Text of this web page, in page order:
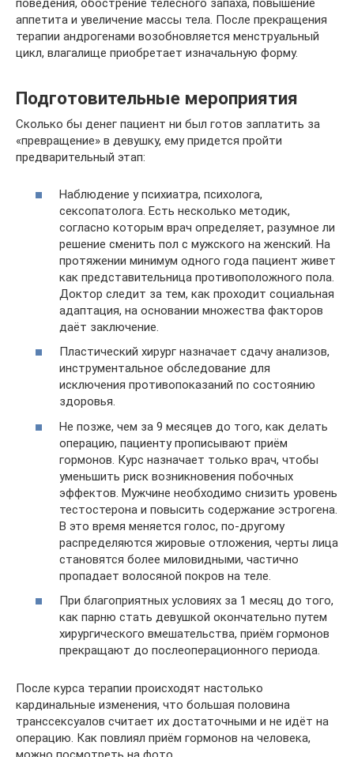
поведения, обострение телесного запаха, повышение
аппетита и увеличение массы тела. После прекращения
терапии андрогенами возобновляется менструальный
цикл, влагалище приобретает изначальную форму.
Подготовительные мероприятия
Сколько бы денег пациент ни был готов заплатить за
«превращение» в девушку, ему придется пройти
предварительный этап:
Наблюдение у психиатра, психолога,
сексопатолога. Есть несколько методик,
согласно которым врач определяет, разумное ли
решение сменить пол с мужского на женский. На
протяжении минимум одного года пациент живет
как представительница противоположного пола.
Доктор следит за тем, как проходит социальная
адаптация, на основании множества факторов
даёт заключение.
Пластический хирург назначает сдачу анализов,
инструментальное обследование для
исключения противопоказаний по состоянию
здоровья.
Не позже, чем за 9 месяцев до того, как делать
операцию, пациенту прописывают приём
гормонов. Курс назначает только врач, чтобы
уменьшить риск возникновения побочных
эффектов. Мужчине необходимо снизить уровень
тестостерона и повысить содержание эстрогена.
В это время меняется голос, по-другому
распределяются жировые отложения, черты лица
становятся более миловидными, частично
пропадает волосяной покров на теле.
При благоприятных условиях за 1 месяц до того,
как парню стать девушкой окончательно путем
хирургического вмешательства, приём гормонов
прекращают до послеоперационного периода.
После курса терапии происходят настолько
кардинальные изменения, что большая половина
транссексуалов считает их достаточными и не идёт на
операцию. Как повлиял приём гормонов на человека,